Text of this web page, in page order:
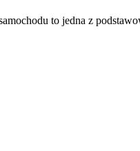
to jedna z